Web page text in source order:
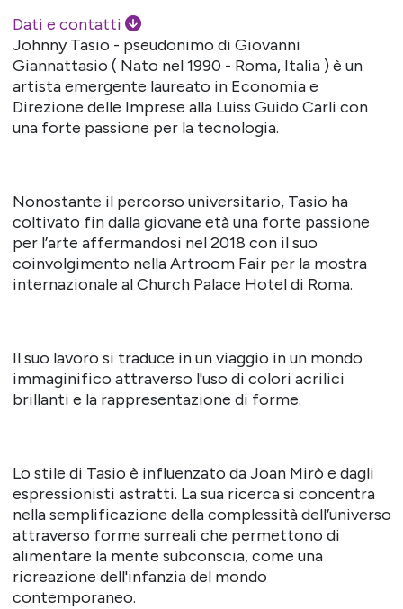
Dati e contatti
Johnny Tasio - pseudonimo di Giovanni
Giannattasio ( Nato nel 1990 - Roma, Italia ) è un
artista emergente laureato in Economia e
Direzione delle Imprese alla Luiss Guido Carli con
una forte passione per la tecnologia.
Nonostante il percorso universitario, Tasio ha
coltivato fin dalla giovane età una forte passione
per l’arte affermandosi nel 2018 con il suo
coinvolgimento nella Artroom Fair per la mostra
internazionale al Church Palace Hotel di Roma.
Il suo lavoro si traduce in un viaggio in un mondo
immaginifico attraverso l'uso di colori acrilici
brillanti e la rappresentazione di forme.
Lo stile di Tasio è influenzato da Joan Mirò e dagli
espressionisti astratti. La sua ricerca si concentra
nella semplificazione della complessità dell’universo
attraverso forme surreali che permettono di
alimentare la mente subconscia, come una
ricreazione dell'infanzia del mondo
contemporaneo.